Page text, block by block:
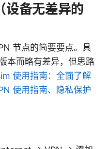
设备无差异的
节点的简要要点。具
本而略有差异，但思路
使用指南：全面了解
使用指南、隐私保护